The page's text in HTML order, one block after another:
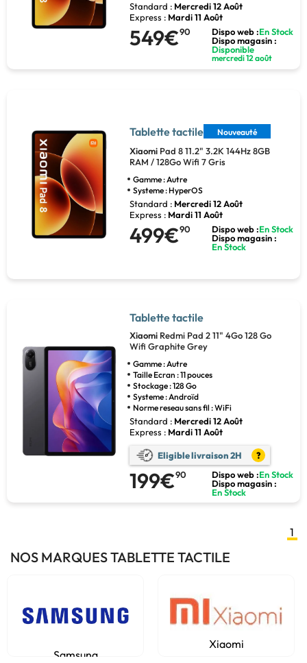
Standard : Mercredi 12 Août
Express : Mardi 11 Août
549€90 Dispo web :En Stock
Dispo magasin :
Disponible
mercredi 12 août
Tablette tactile Nouveauté
Xiaomi Pad 8 11.2" 3.2K 144Hz 8GB
RAM / 128Go Wifi 7 Gris
Gamme : Autre
Systeme : HyperOS
Standard : Mercredi 12 Août
Express : Mardi 11 Août
499€90 Dispo web :En Stock
Dispo magasin :
En Stock
Tablette tactile
Xiaomi Redmi Pad 2 11" 4Go 128 Go
Wifi Graphite Grey
Gamme : Autre
Taille Ecran : 11 pouces
Stockage : 128 Go
Systeme : Androïd
Norme reseau sans fil : WiFi
Standard : Mercredi 12 Août
Express : Mardi 11 Août
Eligible livraison 2H ?
199€90 Dispo web :En Stock
Dispo magasin :
En Stock
1
NOS MARQUES TABLETTE TACTILE
Samsung
Xiaomi